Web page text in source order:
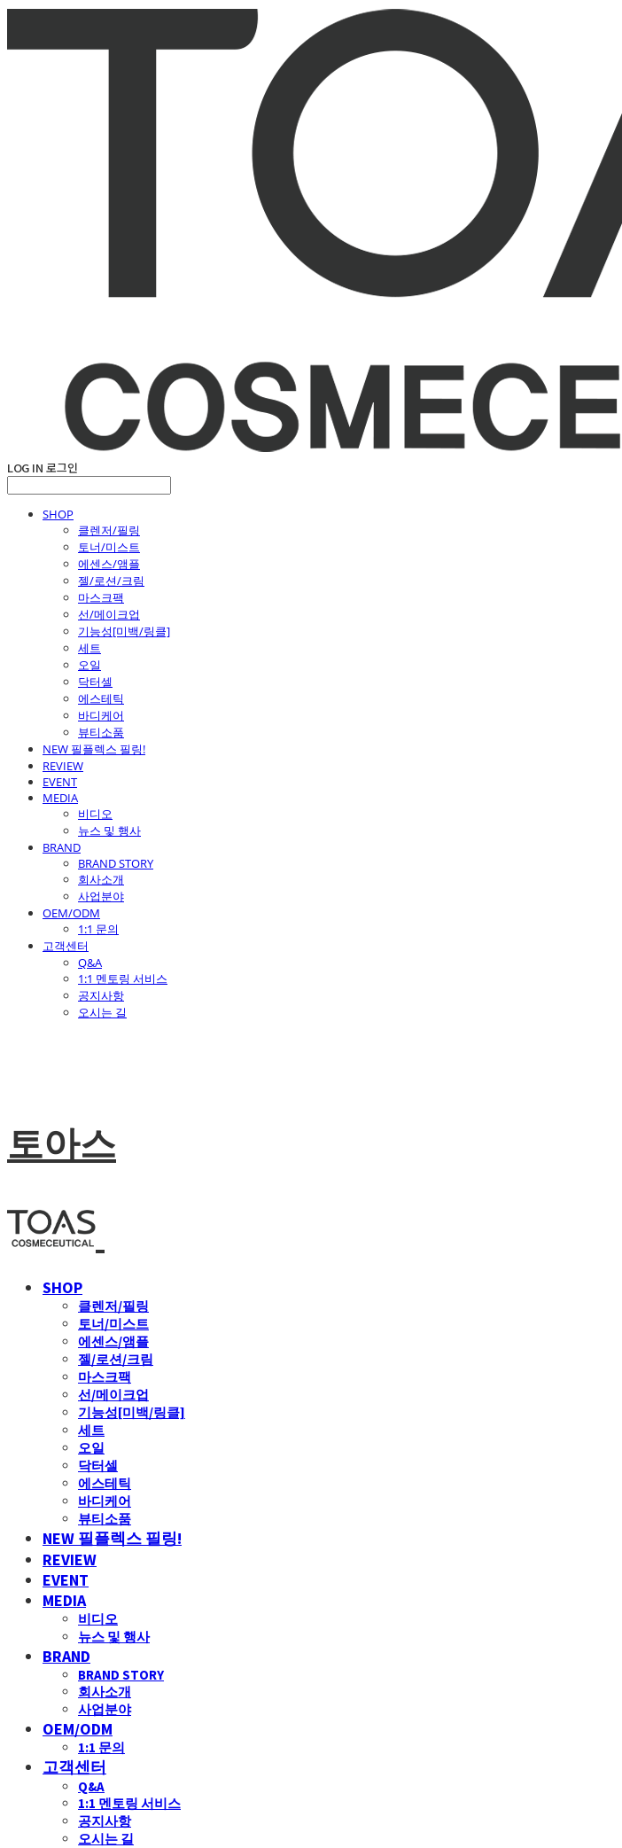
LOG IN 로그인
SHOP
클렌저/필링
토너/미스트
에센스/앰플
젤/로션/크림
마스크팩
선/메이크업
기능성[미백/링클]
세트
오일
닥터셀
에스테틱
바디케어
뷰티소품
NEW 필플렉스 필링!
REVIEW
EVENT
MEDIA
비디오
뉴스 및 행사
BRAND
BRAND STORY
회사소개
사업분야
OEM/ODM
1:1 문의
고객센터
Q&A
1:1 멘토링 서비스
공지사항
오시는 길
토아스
SHOP
클렌저/필링
토너/미스트
에센스/앰플
젤/로션/크림
마스크팩
선/메이크업
기능성[미백/링클]
세트
오일
닥터셀
에스테틱
바디케어
뷰티소품
NEW 필플렉스 필링!
REVIEW
EVENT
MEDIA
비디오
뉴스 및 행사
BRAND
BRAND STORY
회사소개
사업분야
OEM/ODM
1:1 문의
고객센터
Q&A
1:1 멘토링 서비스
공지사항
오시는 길